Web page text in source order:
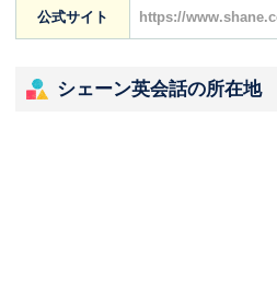
公式サイト https://
シェーン英会話の所在地